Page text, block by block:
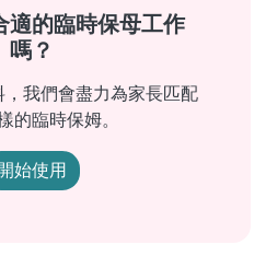
適的臨時保母工作
嗎？
我們會盡力為家長匹配
的臨時保姆。
始使用